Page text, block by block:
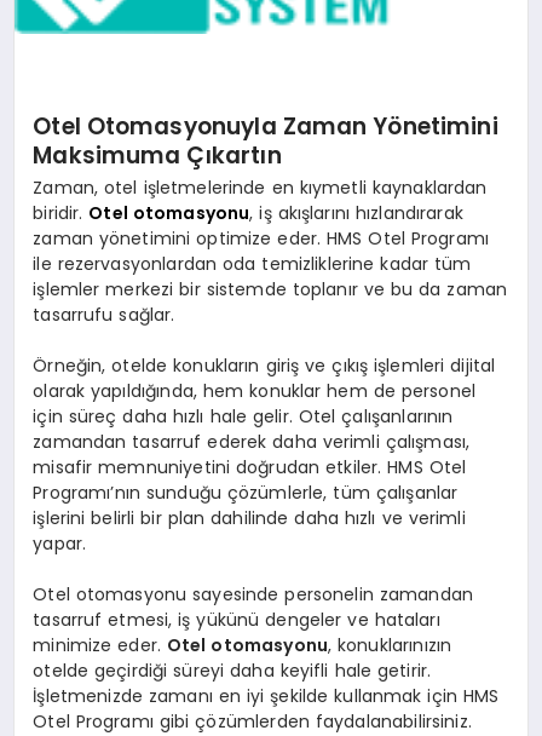
Otel Otomasyonuyla Zaman Yönetimini
Maksimuma Çıkartın
Zaman, otel işletmelerinde en kıymetli kaynaklardan
biridir. Otel otomasyonu, iş akışlarını hızlandırarak
zaman yönetimini optimize eder. HMS Otel Programı
ile rezervasyonlardan oda temizliklerine kadar tüm
işlemler merkezi bir sistemde toplanır ve bu da zaman
tasarrufu sağlar.
Örneğin, otelde konukların giriş ve çıkış işlemleri dijital
olarak yapıldığında, hem konuklar hem de personel
için süreç daha hızlı hale gelir. Otel çalışanlarının
zamandan tasarruf ederek daha verimli çalışması,
misafir memnuniyetini doğrudan etkiler. HMS Otel
Programı’nın sunduğu çözümlerle, tüm çalışanlar
işlerini belirli bir plan dahilinde daha hızlı ve verimli
yapar.
Otel otomasyonu sayesinde personelin zamandan
tasarruf etmesi, iş yükünü dengeler ve hataları
minimize eder. Otel otomasyonu, konuklarınızın
otelde geçirdiği süreyi daha keyifli hale getirir.
İşletmenizde zamanı en iyi şekilde kullanmak için HMS
Otel Programı gibi çözümlerden faydalanabilirsiniz.